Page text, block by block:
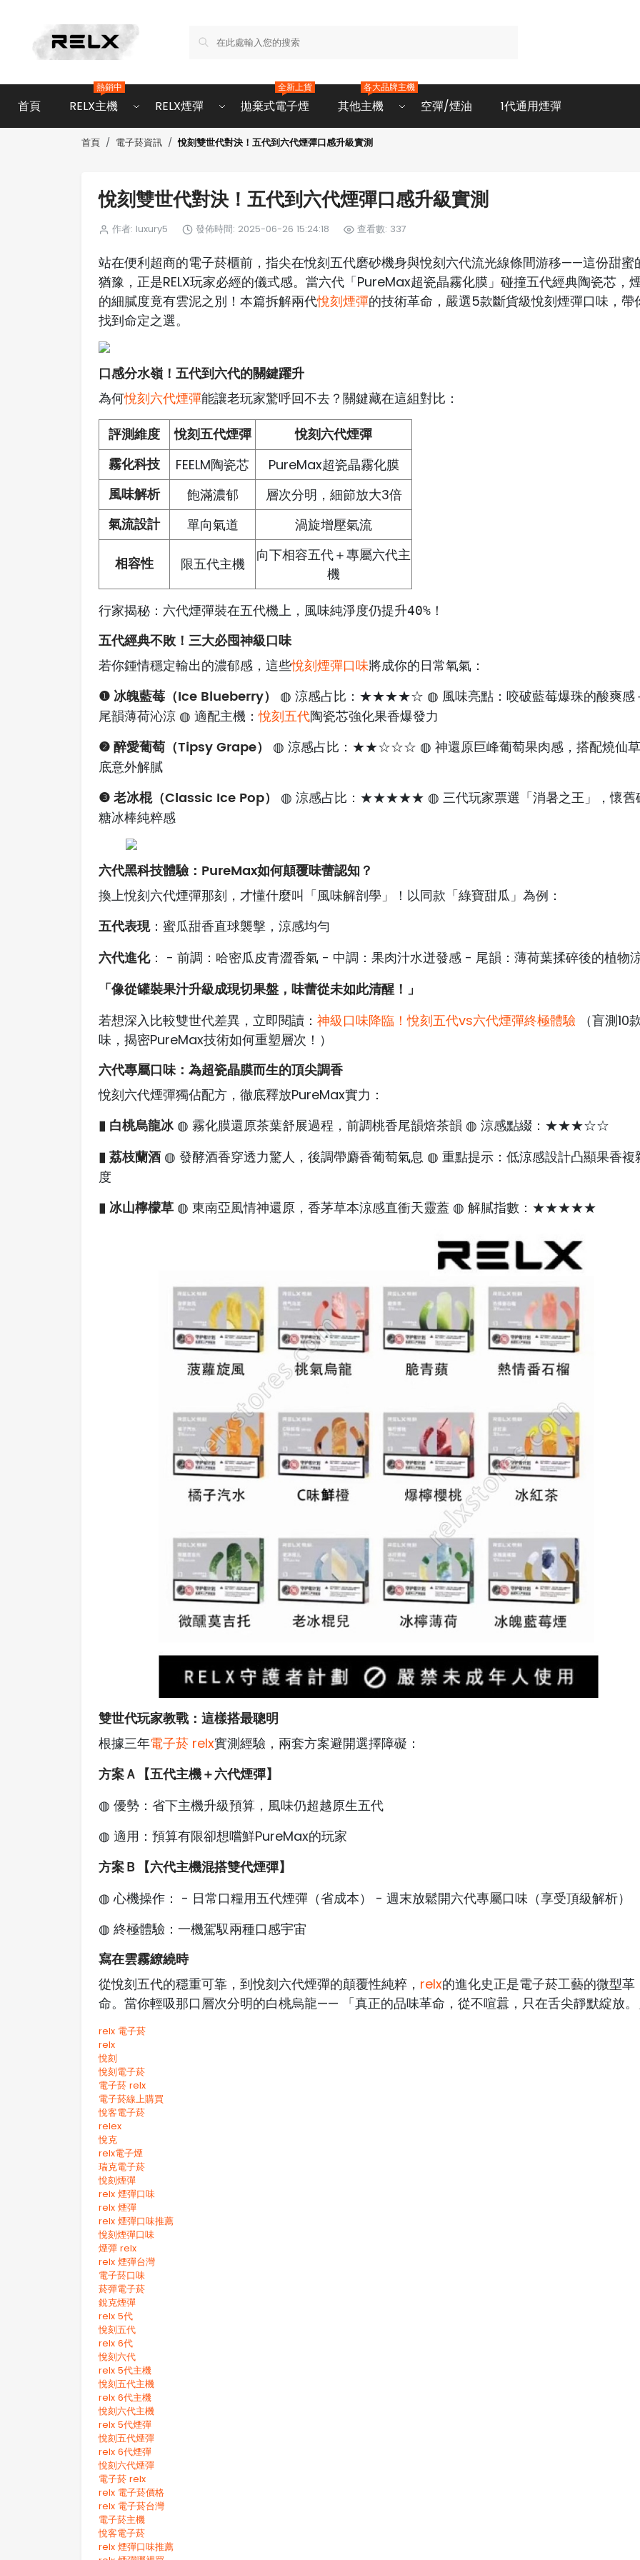
首頁 RELX主機
熱銷中
RELX煙彈 拋棄式電子煙
全新上貨
其他主機
各大品牌主機
空彈/煙油 1代通用煙彈
首頁 電子菸資訊 悅刻雙世代對決！五代到六代煙彈口感升級實測
悅刻雙世代對決！五代到六代煙彈口感升級實測
作者: luxury5 發佈時間: 2025-06-26 15:24:18 查看數: 337
站在便利超商的電子菸櫃前，指尖在悅刻五代磨砂機身與悅刻六代流光線條間游移——這份甜蜜
猶豫，正是RELX玩家必經的儀式感。當六代「PureMax超瓷晶霧化膜」碰撞五代經典陶瓷芯，
的細膩度竟有雲泥之別！本篇拆解兩代悅刻煙彈的技術革命，嚴選5款斷貨級悅刻煙彈口味，帶
找到命定之選。
口感分水嶺！五代到六代的關鍵躍升
為何悅刻六代煙彈能讓老玩家驚呼回不去？關鍵藏在這組對比：
評測維度 悅刻五代煙彈
悅刻六代煙彈
霧化科技
FEELM陶瓷芯 PureMax超瓷晶霧化膜
風味解析 飽滿濃郁 層次分明，細節放大3倍
氣流設計 單向氣道 渦旋增壓氣流
相容性 限五代主機
向下相容五代＋專屬六代主
機
行家揭秘：六代煙彈裝在五代機上，風味純淨度仍提升40%！
五代經典不敗！三大必囤神級口味
若你鍾情穩定輸出的濃郁感，這些悅刻煙彈口味將成你的日常氧氣：
❶ 冰魄藍莓（Ice Blueberry）
◍ 涼感占比：★★★★☆ ◍ 風味亮點：咬破藍莓爆珠的酸爽感
尾韻薄荷沁涼 ◍ 適配主機：悅刻五代陶瓷芯強化果香爆發力
❷ 醉愛葡萄（Tipsy Grape）
◍ 涼感占比：★★☆☆☆ ◍ 神還原巨峰葡萄果肉感，搭配燒仙
底意外解膩
❸ 老冰棍（Classic Ice Pop）
◍ 涼感占比：★★★★★ ◍ 三代玩家票選「消暑之王」，懷舊
糖冰棒純粹感
六代黑科技體驗：PureMax如何顛覆味蕾認知？
換上悅刻六代煙彈那刻，才懂什麼叫「風味解剖學」！以同款「綠寶甜瓜」為例：
五代表現：蜜瓜甜香直球襲擊，涼感均勻
六代進化： - 前調：哈密瓜皮青澀香氣 - 中調：果肉汁水迸發感 - 尾韻：薄荷葉揉碎後的植物
「像從罐裝果汁升級成現切果盤，味蕾從未如此清醒！」
若想深入比較雙世代差異，立即閱讀： 神級口味降臨！悅刻五代vs六代煙彈終極體驗 （盲測10
味，揭密PureMax技術如何重塑層次！）
六代專屬口味：為超瓷晶膜而生的頂尖調香
悅刻六代煙彈獨佔配方，徹底釋放PureMax實力：
▮ 白桃烏龍冰◍ 霧化膜還原茶葉舒展過程，前調桃香尾韻焙茶韻 ◍ 涼感點綴：★★★☆☆
▮ 荔枝蘭酒 ◍ 發酵酒香穿透力驚人，後調帶麝香葡萄氣息 ◍ 重點提示：低涼感設計凸顯果香複
度
▮ 冰山檸檬草 ◍ 東南亞風情神還原，香茅草本涼感直衝天靈蓋 ◍ 解膩指數：★★★★★
雙世代玩家教戰：這樣搭最聰明
根據三年電子菸 relx實測經驗，兩套方案避開選擇障礙：
方案Ａ【五代主機＋六代煙彈】
◍ 優勢：省下主機升級預算，風味仍超越原生五代
◍ 適用：預算有限卻想嚐鮮PureMax的玩家
方案Ｂ【六代主機混搭雙代煙彈】
◍ 心機操作： - 日常口糧用五代煙彈（省成本） - 週末放鬆開六代專屬口味（享受頂級解析）
◍ 終極體驗：一機駕馭兩種口感宇宙
寫在雲霧繚繞時
從悅刻五代的穩重可靠，到悅刻六代煙彈的顛覆性純粹， relx的進化史正是電子菸工藝的微型革
命。當你輕吸那口層次分明的白桃烏龍—— 「真正的品味革命，從不喧囂，只在舌尖靜默綻放
relx 電子菸
relx
悅刻
悅刻電子菸
電子菸 relx
電子菸線上購買
悅客電子菸
relex
悅克
relx電子煙
瑞克電子菸
悅刻煙彈
relx 煙彈口味
relx 煙彈
relx 煙彈口味推薦
悅刻煙彈口味
煙彈 relx
relx 煙彈台灣
電子菸口味
菸彈電子菸
銳克煙彈
relx 5代
悅刻五代
relx 6代
悅刻六代
relx 5代主機
悅刻五代主機
relx 6代主機
悅刻六代主機
relx 5代煙彈
悅刻五代煙彈
relx 6代煙彈
悅刻六代煙彈
電子菸 relx
relx 電子菸價格
relx 電子菸台灣
電子菸主機
悅客電子菸
relx 煙彈口味推薦